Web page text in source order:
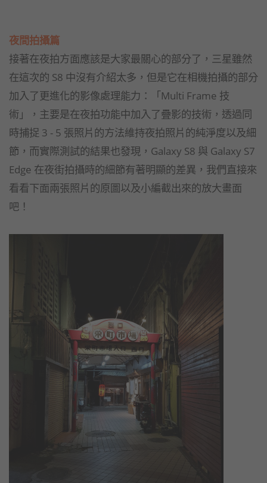
夜間拍攝篇
接著在夜拍方面應該是大家最關心的部分了，三星雖然
在這次的 S8 中沒有介紹太多，但是它在相機拍攝的部分
加入了更進化的影像處理能力：「Multi Frame 技
術」，主要是在夜拍功能中加入了疊影的技術，透過同
時捕捉 3 - 5 張照片的方法維持夜拍照片的純淨度以及細
節，而實際測試的結果也發現，Galaxy S8 與 Galaxy S7
Edge 在夜街拍攝時的細節有著明顯的差異，我們直接來
看看下面兩張照片的原圖以及小編截出來的放大畫面
吧！